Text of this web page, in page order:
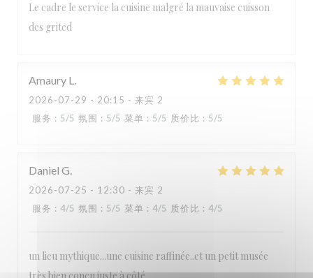
Le cadre le service la cuisine malgré la mauvaise cuisson
des grited
Amaury L
2026-07-29 - 20:15 - 来宾 2
服务 : 5/5 氛围 : 5/5 菜单 : 5/5 质价比 : 5/5
Daniel G
2026-07-25 - 12:30 - 来宾 2
服务 : 4/5 氛围 : 5/5 菜单 : 4/5 质价比 : 4/5
un lieu mythique...une cuisine raffinée..et un petit musée